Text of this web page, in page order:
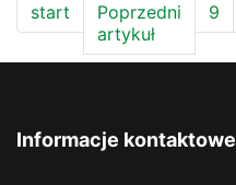
start
Poprzedni
artykuł
9
Informacje kontaktowe